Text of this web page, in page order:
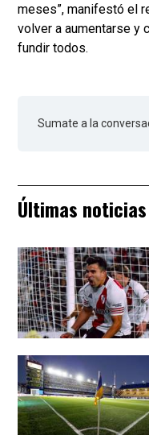
meses”, manifestó el
volver a aumentarse y
fundir todos.
Sumate a la
Últimas noticias